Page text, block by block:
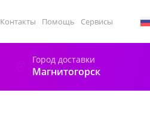
Контакты Помощь Сервисы
Город доставки
Магнитогорск